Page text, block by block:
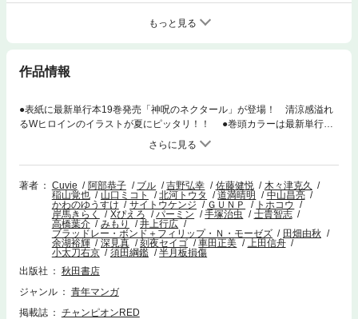
もっと見る
作品情報
●表紙に最新単行本19巻発売「神呪のネクタール」が登場！ 清涼感溢れ
るWヒロインのイラストが夏にピッタリ！！ ●巻頭カラーは最新単行本2
8巻発売の「絢爛たるグランドセーヌ」！ 過去に失敗した演目に再挑戦
を決意した奏だが！？ ●そしてセンターカラーを彩るのは、待望の単行
本1巻発売「轟大丸の奇怪体験談」と、伝説のオムニバスホラー「不安の
種* アスタリスク」！ そして時代伝奇浪漫「どろろと百鬼丸伝」の3
本！！ ●2025年の夏もチャンピオンREDがニッポンを熱く、赤く燃え上
がらせます！！ ●次号予告は紙の雑誌版の情報です。 ●電子版につきま
しては本誌内のプレゼント等への応募はできません。ご注意ください。
著者 Cuvie 阿部恭子 ブル 吉野弘幸 佐藤健悦
木々津克久
稲山覚也
山口ミコト 北河トウタ 道満晴明
中山昌亮
かわのゆうすけ
サイトウケンジ ＧＵＮＰ
トホコウ
岸馬きらく
Xぴえろ パーミン 手塚治虫
士貴智志
高橋葉介
みもり
井上行広
ブラッドレー・ボンド＋フィリップ・Ｎ・モーゼズ
田畑由秋
余湖裕輝
深見真 刻夜セイゴ 車田正美
上田信舟
小太刀右京
須田綱鑑
半月板損傷
出版社
秋田書店
ジャンル
青年マンガ
掲載誌
チャンピオンRED